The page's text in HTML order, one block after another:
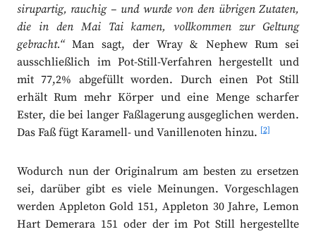
sirupartig, rauchig – und wurde von den übrigen Zutaten,
die in den Mai Tai kamen, vollkommen zur Geltung
gebracht.“Man sagt, der Wray & Nephew Rum sei
ausschließlich im Pot-Still-Verfahren hergestellt und
mit 77,2% abgefüllt worden. Durch einen Pot Still
erhält Rum mehr Körper und eine Menge scharfer
Ester, die bei langer Faßlagerung ausgeglichen werden.
Das Faß fügt Karamell- und Vanillenoten hinzu.[2]
Wodurch nun der Originalrum am besten zu ersetzen
sei, darüber gibt es viele Meinungen. Vorgeschlagen
werden Appleton Gold 151, Appleton 30 Jahre, Lemon
Hart Demerara 151 oder der im Pot Still hergestellte